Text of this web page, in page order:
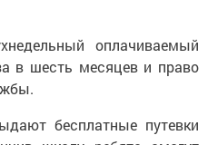
в шесть месяцев и право
школу, ребята смогут